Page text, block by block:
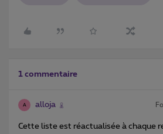
1 commentaire
A alloja
Cette liste est réactualisée à chaque